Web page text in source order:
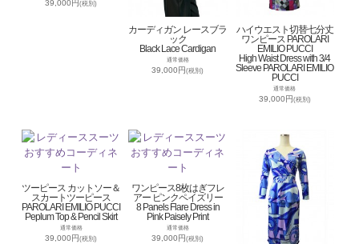
39,000円(税別)
カーディガン レースブラ
ック
Black Lace Cardigan
通常価格
39,000円(税別)
ハイウエスト切替七分丈
ワンピース PAROLARI
EMILIO PUCCI
High Waist Dress with 3/4
Sleeve PAROLARI EMILIO
PUCCI
通常価格
39,000円(税別)
ツーピース カットソー＆
スカートツーピース
PAROLARI EMILIO PUCCI
Peplum Top & Pencil Skirt
通常価格
39,000円(税別)
ワンピース8枚はぎフレ
アー ピンクペイズリー
8 Panels Flare Dress in
Pink Paisely Print
通常価格
39,000円(税別)